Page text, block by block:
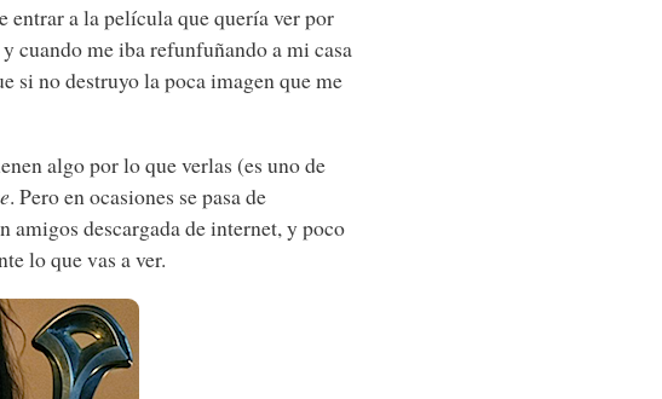
entrar a la película que quería ver por
cuando me iba refunfuñando a mi casa
si no destruyo la poca imagen que me
algo por lo que verlas (es uno de
. Pero en ocasiones se pasa de
amigos descargada de internet, y poco
lo que vas a ver.